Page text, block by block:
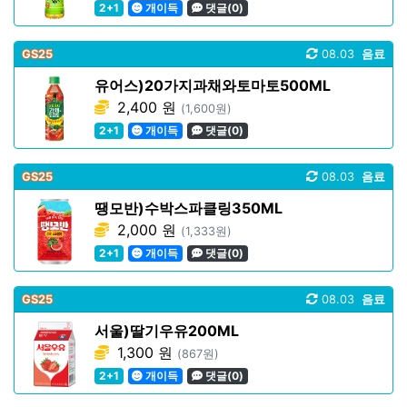
2+1
개이득 댓글(0)
GS25 음료
08.03
유어스)20가지과채와토마토500ML
2,400 원 (1,600원)
2+1
개이득 댓글(0)
GS25 음료
08.03
땡모반)수박스파클링350ML
2,000 원 (1,333원)
2+1
개이득 댓글(0)
GS25 음료
08.03
서울)딸기우유200ML
1,300 원 (867원)
2+1
개이득 댓글(0)